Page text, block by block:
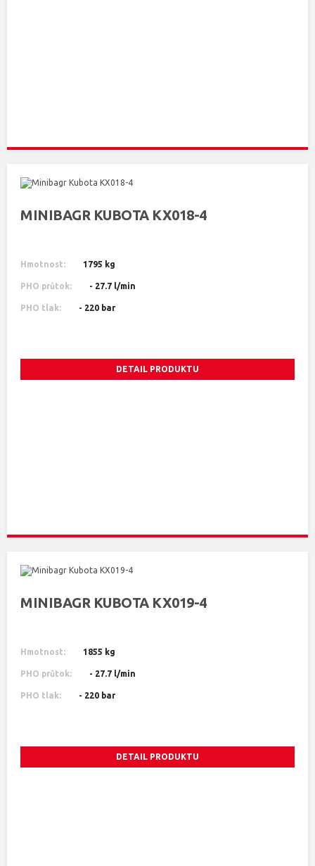
MINIBAGR KUBOTA KX018-4
Hmotnost: 1795 kg
PHO průtok: - 27.7 l/min
PHO tlak: - 220 bar
DETAIL PRODUKTU
MINIBAGR KUBOTA KX019-4
Hmotnost: 1855 kg
PHO průtok: - 27.7 l/min
PHO tlak: - 220 bar
DETAIL PRODUKTU